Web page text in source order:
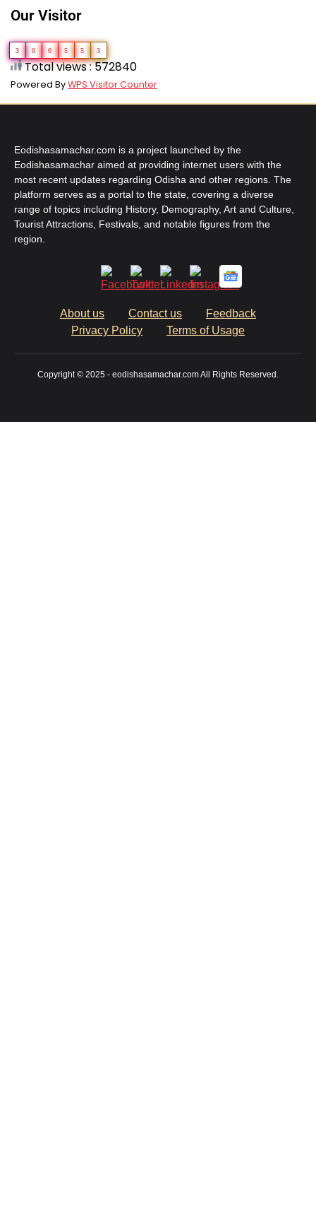
Our Visitor
3 0 0 5 5 3
Total views : 572840
Powered ByWPS Visitor Counter
Eodishasamachar.com is a project launched by the
Eodishasamachar aimed at providing internet users with the
most recent updates regarding Odisha and other regions. The
platform serves as a portal to the state, covering a diverse
range of topics including History, Demography, Art and Culture,
Tourist Attractions, Festivals, and notable figures from the
region.
About us Contact us
Feedback
Privacy Policy
Terms of Usage
Copyright © 2025 - eodishasamachar.com All Rights Reserved.